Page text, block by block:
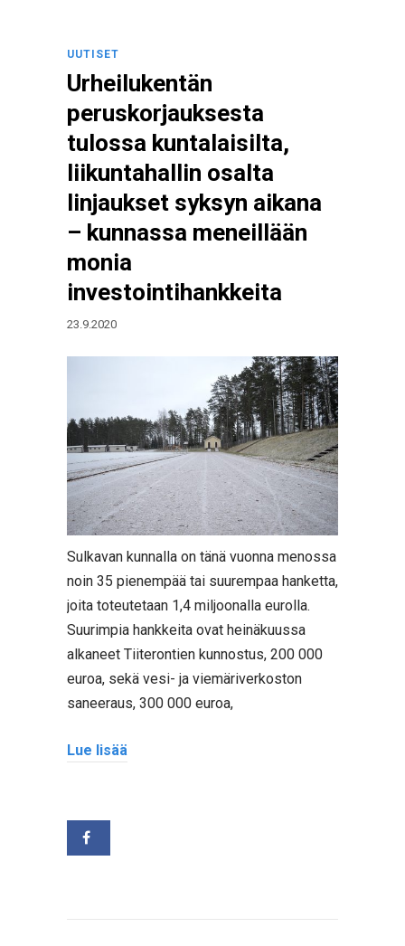
UUTISET
Urheilukentän
peruskorjauksesta
tulossa kuntalaisilta,
liikuntahallin osalta
linjaukset syksyn aikana
– kunnassa meneillään
monia
investointihankkeita
23.9.2020
Sulkavan kunnalla on tänä vuonna menossa
noin 35 pienempää tai suurempaa hanketta,
joita toteutetaan 1,4 miljoonalla eurolla.
Suurimpia hankkeita ovat heinäkuussa
alkaneet Tiiterontien kunnostus, 200 000
euroa, sekä vesi- ja viemäriverkoston
saneeraus, 300 000 euroa,
Lue lisää